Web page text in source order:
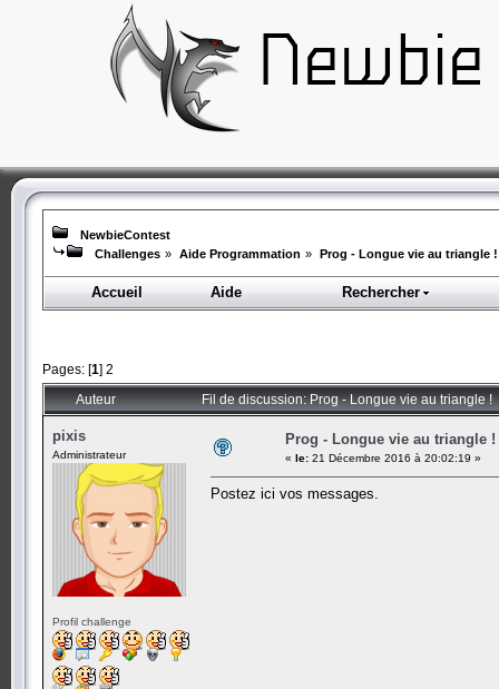
NewbieContest
Challenges » Aide Programmation » Prog - Longue vie au triangle !
Accueil Aide Rechercher
Pages: [1] 2
Auteur Fil de discussion: Prog - Longue vie au triangle
pixis
Administrateur
Profil challenge
Prog - Longue vie au triangle !
« le: 21 Décembre 2016 à 20:02:19 »
Postez ici vos messages.